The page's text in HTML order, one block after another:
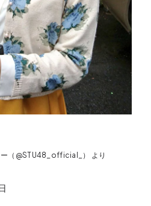
（@STU48_official_） より